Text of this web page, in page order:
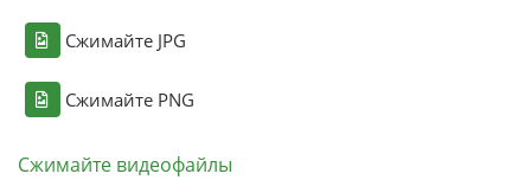
Сжимайте JPG
Сжимайте PNG
Сжимайте видеофайлы